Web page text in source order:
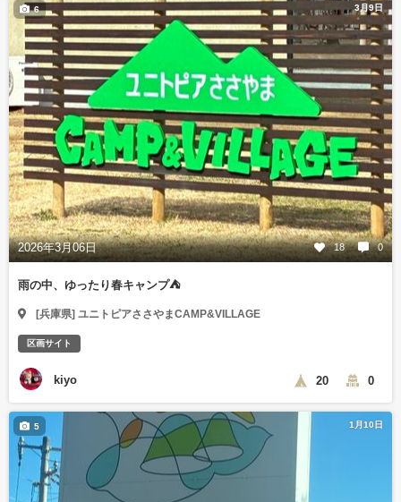
3月9日
2026年3月06日 18 0
6
雨の中、ゆったり春キャンプ⛺️
[兵庫県] ユニトピアささやまCAMP&VILLAGE
区画サイト
kiyo 20 0
1月10日
5